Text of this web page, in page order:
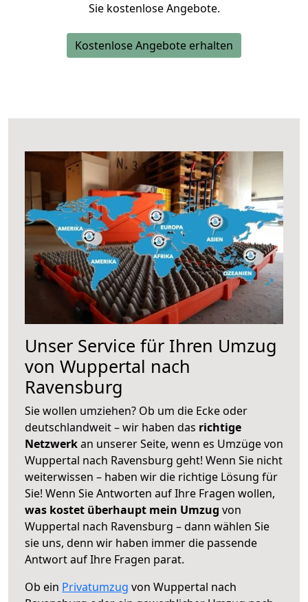
Sie kostenlose Angebote.
Kostenlose Angebote erhalten
Unser Service für Ihren Umzug
von Wuppertal nach
Ravensburg
Sie wollen umziehen? Ob um die Ecke oder
deutschlandweit – wir haben das richtige
Netzwerkan unserer Seite, wenn es Umzüge von
Wuppertal nach Ravensburg geht! Wenn Sie nicht
weiterwissen – haben wir die richtige Lösung für
Sie! Wenn Sie Antworten auf Ihre Fragen wollen,
was kostet überhaupt mein Umzug von
Wuppertal nach Ravensburg – dann wählen Sie
sie uns, denn wir haben immer die passende
Antwort auf Ihre Fragen parat.
Ob ein Privatumzug von Wuppertal nach